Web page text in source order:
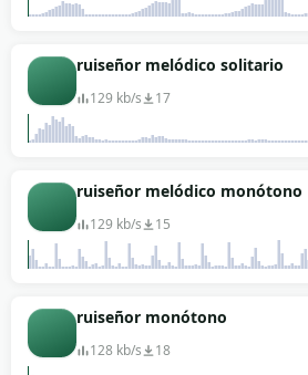
ruiseñor melódico solitario
129 kb/s 17
ruiseñor melódico monótono
129 kb/s 15
ruiseñor monótono
128 kb/s 18